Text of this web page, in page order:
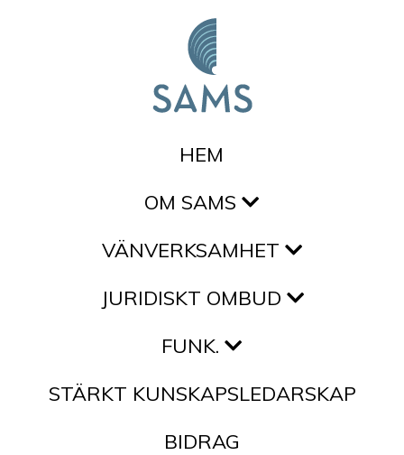
HEM
OM SAMS
VÄNVERKSAMHET
JURIDISKT OMBUD
FUNK.
STÄRKT KUNSKAPSLEDARSKAP
BIDRAG